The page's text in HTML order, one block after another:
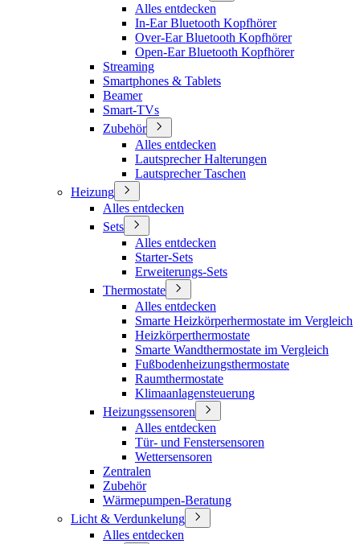
Alles entdecken
In-Ear Bluetooth Kopfhörer
Over-Ear Bluetooth Kopfhörer
Open-Ear Bluetooth Kopfhörer
Streaming
Smartphones & Tablets
Beamer
Smart-TVs
Zubehör
Alles entdecken
Lautsprecher Halterungen
Lautsprecher Taschen
Heizung
Alles entdecken
Sets
Alles entdecken
Starter-Sets
Erweiterungs-Sets
Thermostate
Alles entdecken
Smarte Heizkörperhermostate im Vergleich
Heizkörperthermostate
Smarte Wandthermostate im Vergleich
Fußbodenheizungsthermostate
Raumthermostate
Klimaanlagensteuerung
Heizungssensoren
Alles entdecken
Tür- und Fenstersensoren
Wettersensoren
Zentralen
Zubehör
Wärmepumpen-Beratung
Licht & Verdunkelung
Alles entdecken